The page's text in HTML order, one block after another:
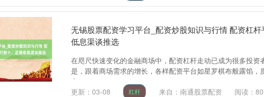
无锡股票配资学习平台_配资炒股知识与行情 配资杠
低息渠谈推选
在咫尺快速变化的金融商场中，配资杠杆走动已成为很多投资
是，跟着商场需求的增长，各样配资平台如星罗棋布般露馅，
之....
更新：03-08
杠杆 来自：南通股票配资 阅读： 80